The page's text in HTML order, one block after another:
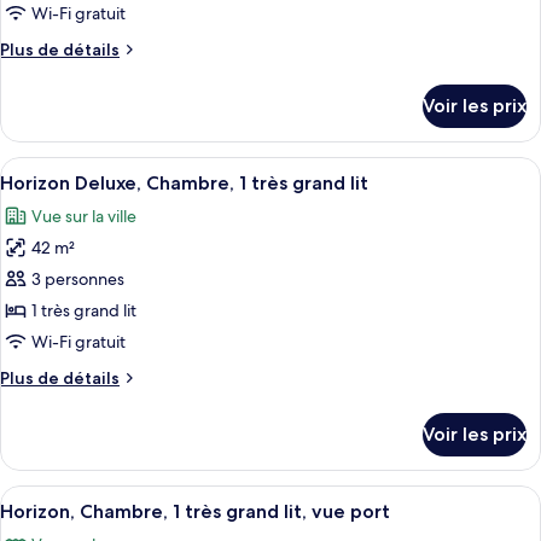
type
chambre :
très
grand
lit
Wi-Fi gratuit
Plus de détails
Plus
le
type
de
Chambre
Deluxe,
très
grand
lit
Voir les prix
Afficher
toutes
les
photos
pour
ce
type
chambre :
Chambre,
1
Une chambre d’hôtel équipée d’un
7
Horizon Deluxe, Chambre, 1 très grand lit
Vue sur la ville
42 m²
3 personnes
1 très grand lit
Wi-Fi gratuit
Plus de détails
Plus
le
type
de
Voir les prix
Afficher
toutes
Une chambre d’hôtel équipée d’un
7
Horizon, Chambre, 1 très grand lit, vue port